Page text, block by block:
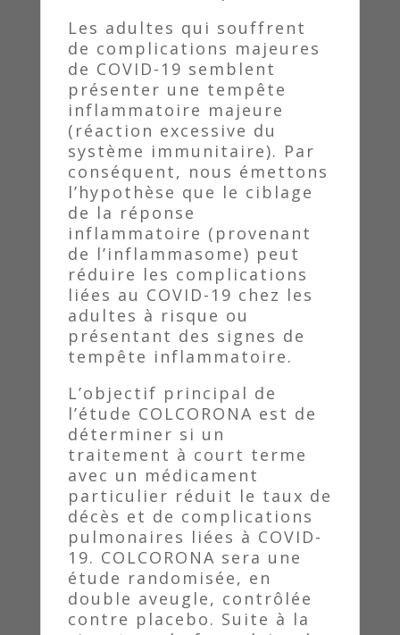
Les adultes qui souffrent
de complications majeures
de COVID-19 semblent
présenter une tempête
inflammatoire majeure
(réaction excessive du
système immunitaire). Par
conséquent, nous émettons
l’hypothèse que le ciblage
de la réponse
inflammatoire (provenant
de l’inflammasome) peut
réduire les complications
liées au COVID-19 chez les
adultes à risque ou
présentant des signes de
tempête inflammatoire.
L’objectif principal de
l’étude COLCORONA est de
déterminer si un
traitement à court terme
avec un médicament
particulier réduit le taux de
décès et de complications
pulmonaires liées à COVID-
19. COLCORONA sera une
étude randomisée, en
double aveugle, contrôlée
contre placebo. Suite à la